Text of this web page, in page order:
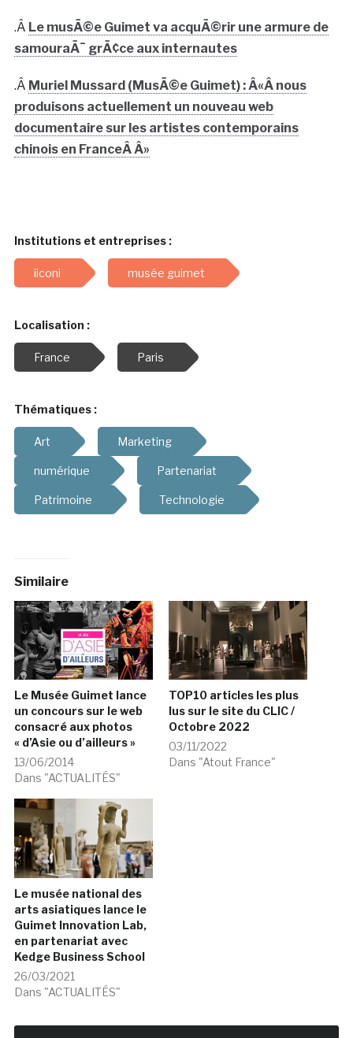
.Â Le musÃ©e Guimet va acquÃ©rir une armure de
samouraÃ¯ grÃ¢ce aux internautes
.Â Muriel Mussard (MusÃ©e Guimet) : Â«Â nous
produisons actuellement un nouveau web
documentaire sur les artistes contemporains
chinois en FranceÂ Â»
Institutions et entreprises :
iiconi musée guimet
Localisation :
France Paris
Thématiques :
Art Marketing
numérique Partenariat
Patrimoine Technologie
Similaire
Le Musée Guimet lance
un concours sur le web
consacré aux photos
« d’Asie ou d’ailleurs »
13/06/2014
Dans "ACTUALITÉS"
TOP10 articles les plus
lus sur le site du CLIC /
Octobre 2022
03/11/2022
Dans "Atout France"
Le musée national des
arts asiatiques lance le
Guimet Innovation Lab,
en partenariat avec
Kedge Business School
26/03/2021
Dans "ACTUALITÉS"